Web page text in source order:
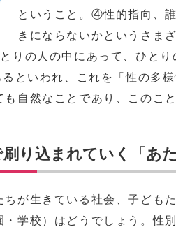
ということ。④性的指向、
きにならないかというさま
りの人の中にあって、ひと
といわれ、これを「性の多
も自然なことであり、このこ
り込まれていく「あ
ちが生きている社会、子ども
学校）はどうでしょう。性別